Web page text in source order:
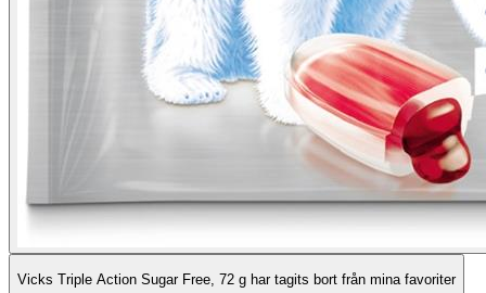
Vicks Triple Action Sugar Free, 72 g har tagits bort från mina favoriter